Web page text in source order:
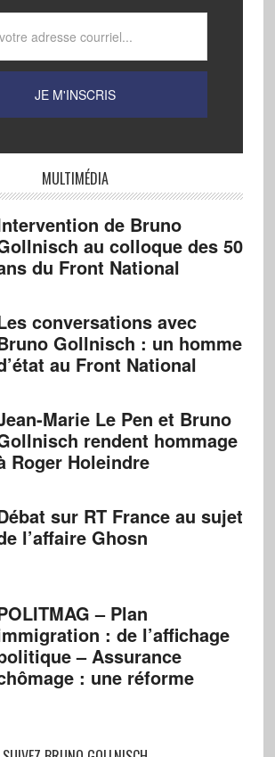
MULTIMÉDIA
de Bruno
au colloque des 50
du Front National
conversations avec
Gollnisch : un homme
au Front National
Marie Le Pen et Bruno
rendent hommage
Roger Holeindre
sur RT France au sujet
l’affaire Ghosn
– Plan
: de l’affichage
– Assurance
: une réforme